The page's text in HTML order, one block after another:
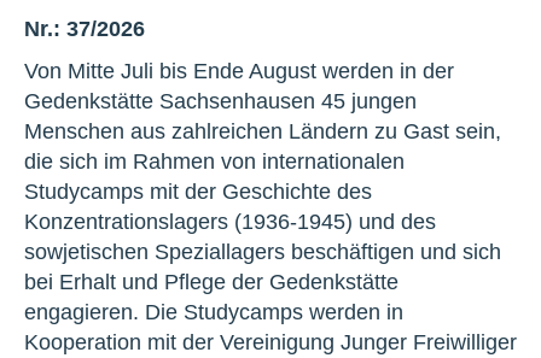
Nr.: 37/2026
Von Mitte Juli bis Ende August werden in der
Gedenkstätte Sachsenhausen 45 jungen
Menschen aus zahlreichen Ländern zu Gast sein,
die sich im Rahmen von internationalen
Studycamps mit der Geschichte des
Konzentrationslagers (1936-1945) und des
sowjetischen Speziallagers beschäftigen und sich
bei Erhalt und Pflege der Gedenkstätte
engagieren. Die Studycamps werden in
Kooperation mit der Vereinigung Junger Freiwilliger